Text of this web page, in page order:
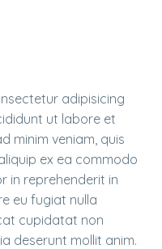
adipisicing
ut labore et
minim veniam, quis
ex ea commodo
in reprehenderit in
eu fugiat nulla
cupidatat non
deserunt mollit anim.